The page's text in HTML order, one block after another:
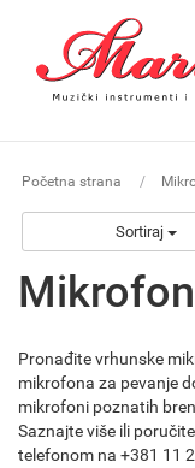
Početna strana
Sortiraj
Pronađite vrhunske
mikrofona za pevanje
mikrofoni poznatih
Saznajte više ili
telefonom na +381 11